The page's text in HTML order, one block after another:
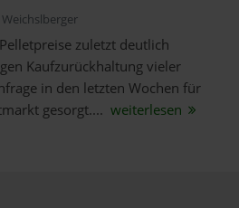
Weichslberger
zuletzt deutlich
Kaufzurückhaltung vieler
in den letzten Wochen für
gesorgt.... weiterlesen